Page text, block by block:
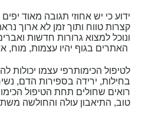
ידוע כי יש אחוזי תגובה מאוד
קצרות טווח ותוך זמן לא ארוך
ונוכל למצוא גרורות חדשות
האתרים בגוף יהיו עצמות, מוח,
לטיפול הכימותרפי עצמו יכולות
בחילות, ירידה בספירות הדם,
רואים שחולים תחת הטיפול
טוב, התיאבון עולה והחולשה